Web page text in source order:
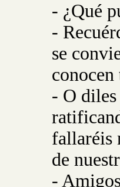
- ¿Qué
-
se
- O
fallaréis
de
-